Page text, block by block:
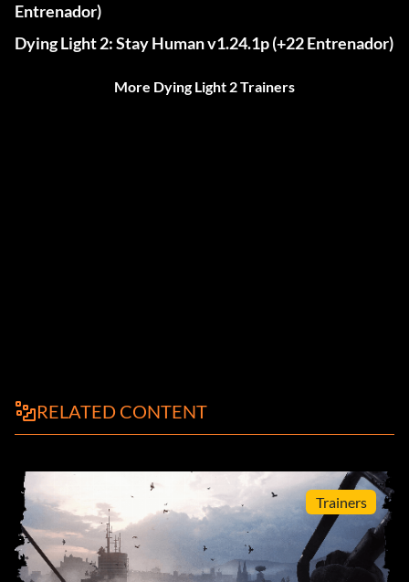
Entrenador)
Dying Light 2: Stay Human v1.24.1p (+22 Entrenador)
More Dying Light 2 Trainers
RELATED CONTENT
Trainers